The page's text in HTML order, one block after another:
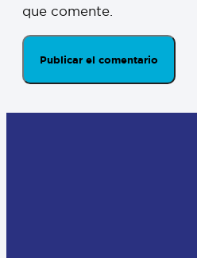
que comente.